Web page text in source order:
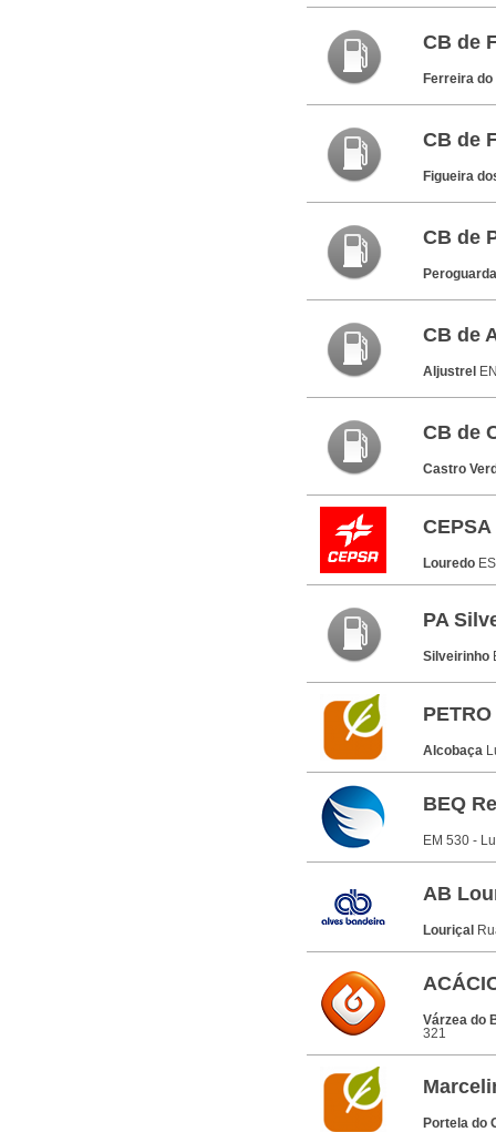
CB de
Ferreira
CB de
Figueira
CB de
CB de
Aljustrel
CB de
Castro
Louredo
PA
Silveirinho
Alcobaça
BEQ
EM 530 -
AB
Louriçal
Várzea do
321
Portela do